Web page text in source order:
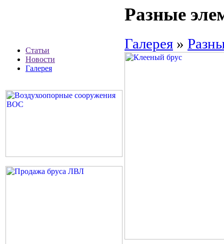
Статьи
Новости
Галерея
Разные
Галерея »